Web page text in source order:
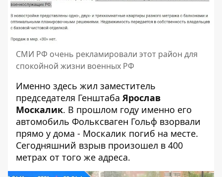
СМИ РФ очень рекламировали этот район для
спокойной жизни военных РФ
Именно здесь жил заместитель
председателя Генштаба Ярослав
Москалик. В прошлом году именно его
автомобиль Фольксваген Гольф взорвали
прямо у дома - Москалик погиб на месте.
Сегодняшний взрыв произошел в 400
метрах от того же адреса.